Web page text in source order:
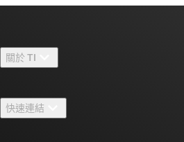
關於 TI
人才招募
快速連結